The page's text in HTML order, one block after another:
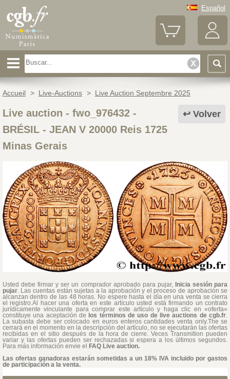
Español
Accueil > Live-Auctions > Live Auction Septembre 2025
Volver
Live auction - fwo_976432-
BRÉSIL - JEAN V 20000 Reis 1725
Minas Gerais
Usted debe firmar y ser un comprador aprobado para pujar, Inicia sesión para
pujar. Las cuentas están sujetas a la aprobación y el proceso de aprobación se
alcanzan dentro de las 48 horas. No espere hasta el día en una venta se cierra
el registro.Al hacer una oferta en este artículo usted está firmando un contrato
jurídicamente vinculante para comprar este artículo y haga clic en «oferta»
constituye una aceptación de los términos de uso de live auctions de cgb.fr.
La subasta debe ser colocado en euros enteros cantidades venta only.The se
cerrará en el momento en la descripción del artículo, no se ejecutarán las ofertas
recibidas en el sitio después de la hora de cierre. Veces Transmition pueden
variar y las ofertas pueden ser rechazadas si espera a los últimos segundos.
Para más información envie el
FAQ Live auction.
Las ofertas ganadoras estarán sometidas a un 18% IVA incluido por gastos
de participación a la venta.